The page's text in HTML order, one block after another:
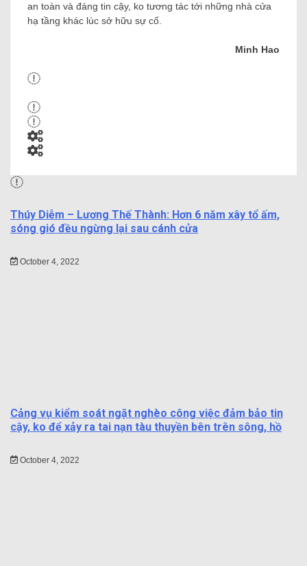
an toàn và đáng tin cậy, ko tương tác tới những nhà cửa
hạ tầng khác lúc sở hữu sự cố.
Minh Hao
Thúy Diễm – Lương Thế Thành: Hơn 6 năm xây tổ ấm,
sóng gió đều ngừng lại sau cánh cửa
October 4, 2022
Cảng vụ kiểm soát ngặt nghèo công việc đảm bảo tin
cậy, ko để xảy ra tai nạn tàu thuyền bên trên sông, hồ
October 4, 2022